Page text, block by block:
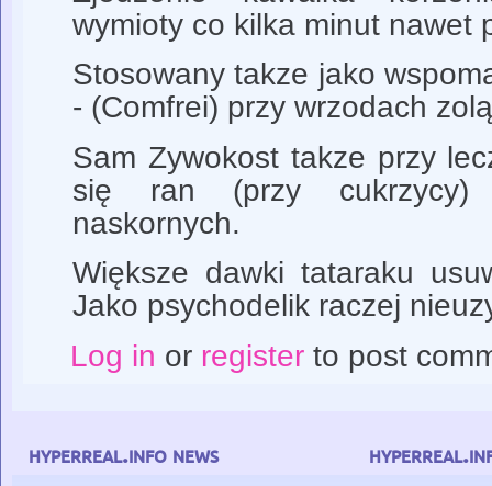
wymioty co kilka minut nawet
Stosowany takze jako
- (Comfrei) przy wrzodach
Sam Zywokost takze przy
się ran (przy
naskornych.
Większe dawki tataraku
Jako psychodelik raczej
Log in or registerto post
hyperreal.info news